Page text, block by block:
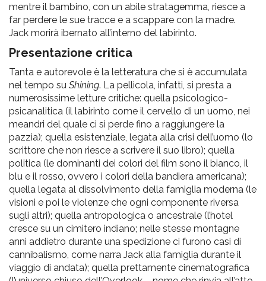
mentre il bambino, con un abile stratagemma, riesce a
far perdere le sue tracce e a scappare con la madre.
Jack morirà ibernato all’interno del labirinto.
Presentazione critica
Tanta e autorevole è la letteratura che si è accumulata
nel tempo su Shining. La pellicola, infatti, si presta a
numerosissime letture critiche: quella psicologico-
psicanalitica (il labirinto come il cervello di un uomo, nei
meandri del quale ci si perde fino a raggiungere la
pazzia); quella esistenziale, legata alla crisi dell’uomo (lo
scrittore che non riesce a scrivere il suo libro); quella
politica (le dominanti dei colori del film sono il bianco, il
blu e il rosso, ovvero i colori della bandiera americana);
quella legata al dissolvimento della famiglia moderna (le
visioni e poi le violenze che ogni componente riversa
sugli altri); quella antropologica o ancestrale (l’hotel
cresce su un cimitero indiano; nelle stesse montagne
anni addietro durante una spedizione ci furono casi di
cannibalismo, come narra Jack alla famiglia durante il
viaggio di andata); quella prettamente cinematografica